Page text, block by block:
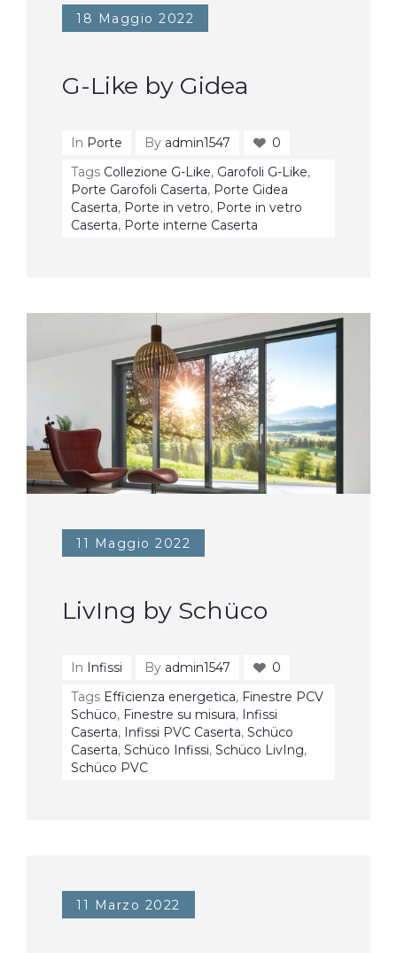
18 Maggio 2022
G-Like by Gidea
In Porte By admin1547
0
Tags Collezione G-Like, Garofoli G-Like,
Porte Garofoli Caserta, Porte Gidea
Caserta, Porte in vetro, Porte in vetro
Caserta, Porte interne Caserta
11 Maggio 2022
LivIng by Schüco
In Infissi By admin1547
0
Tags Efficienza energetica, Finestre PCV
Schüco, Finestre su misura, Infissi
Caserta, Infissi PVC Caserta, Schüco
Caserta, Schüco Infissi, Schüco LivIng,
Schüco PVC
11 Marzo 2022